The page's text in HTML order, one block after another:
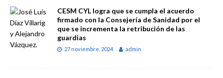
CESM CYL logra que se cumpla el acuerdo
firmado con la Consejería de Sanidad por el
que se incrementa la retribución de las
guardias
27 noviembre, 2024 admin